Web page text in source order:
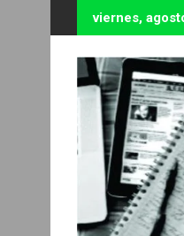
al
contenido
viernes,